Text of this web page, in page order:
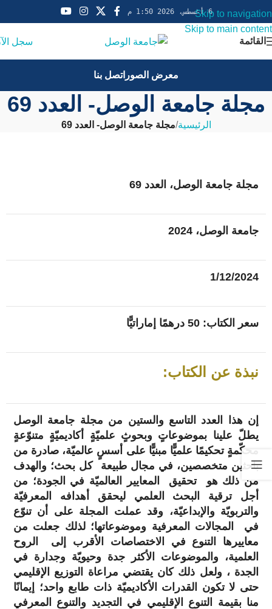
Skip to navigation
Skip to main content
6 أغسطس، 2026 1:50 م
القائمة سجل
معرض الصور اتصل بنا
مجلة جامعة الوصل- العدد 69
الرئيسية/مجلة جامعة الوصل- العدد 69
مجلة جامعة الوصل، العدد 69
جامعة الوصل، 2024
1/12/2024
سعر الكتاب: 50 درهمًا إماراتيًّا
نبذة عن الكتاب:
إن هذا العدد التاسع والستين من مجلة جامعة الوصل
يطلّ علينا بموضوعاتٍ وبحوثٍ علميّةٍ أكاديميّةٍ متنوّعةٍ
محكّمةٍ تحكيمًا علميًّا مبنيًّا على أسسٍ عالميّة، صادرة من
باحثين متخصصين، في مجال طبيعة كل بحث؛ والهدف
من ذلك هو تحقيق المعايير العالميّة في الجودة؛ من
أجل ترقية البحث العلمي ليحقق أهدافه المعرفيّة
والتربويّة والإبداعيّة، وقد عملت المجلة على أن تنوّع
في المجالات المعرفية وموضوعاتها؛ لذلك جعلت من
معاييرها التنوع في الاختصاصات الأقرب إلى الروح
العلمية، والموضوعات الأكثر جدة وحيويّة وجدارة في
الجدة ، ولعل ذلك كان يقتضي مراعاة التوزيع الإقليمي
حتى لا تكون القدرات الأكاديميّة ذات طابع واحد؛ إيمانًا
منا بقيمة التنوع الإقليمي في التجديد والتنوع المعرفي